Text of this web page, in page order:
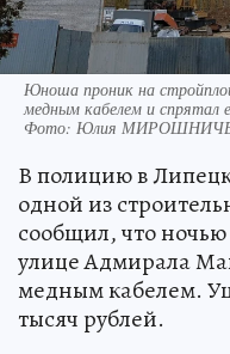
Юноша проник на
медным кабелем и спрятал
Фото: Юлия
В полицию в
одной из
сообщил, что
улице Адмирала
медным кабелем.
тысяч рублей.